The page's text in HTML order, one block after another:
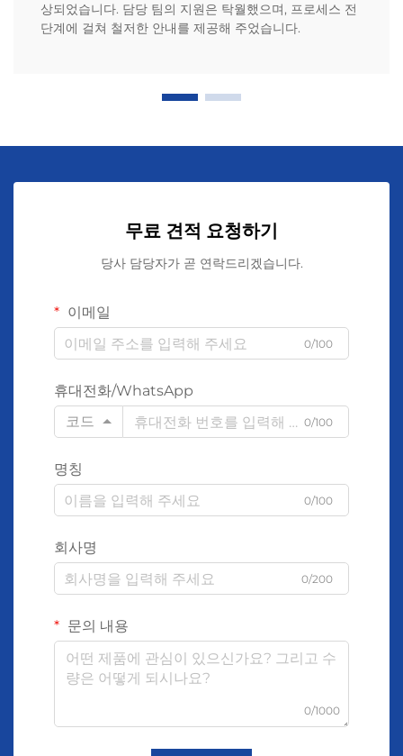
상되었습니다. 담당 팀의 지원은 탁월했으며, 프로세스 전
단계에 걸쳐 철저한 안내를 제공해 주었습니다.
무료 견적 요청하기
당사 담당자가 곧 연락드리겠습니다.
이메일
0/100
휴대전화/WhatsApp
코드
0/100
명칭
0/100
회사명
0/200
문의 내용
0/1000